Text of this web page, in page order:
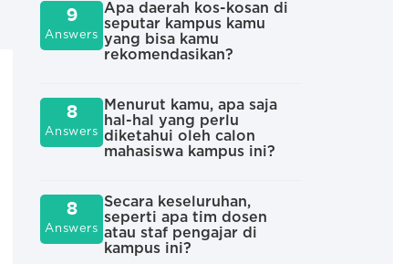
9
Answers
Apa daerah kos-kosan di
seputar kampus kamu
yang bisa kamu
rekomendasikan?
8
Answers
Menurut kamu, apa saja
hal-hal yang perlu
diketahui oleh calon
mahasiswa kampus ini?
8
Answers
Secara keseluruhan,
seperti apa tim dosen
atau staf pengajar di
kampus ini?